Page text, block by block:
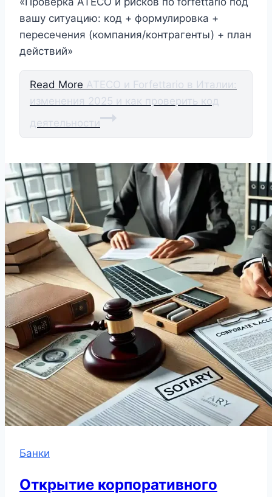
вашу ситуацию: код + формулировка +
пересечения (компания/контрагенты) + план
действий»
Read More ATECO и Forfettario в Италии:
изменения 2025 и как проверить код
деятельности
Банки
Открытие корпоративного